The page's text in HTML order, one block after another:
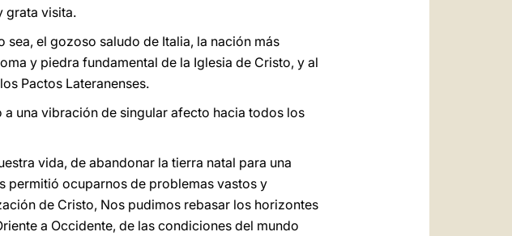
grata visita.
el gozoso saludo de Italia, la nación más
y piedra fundamental de la Iglesia de Cristo, y al
Pactos Lateranenses.
una vibración de singular afecto hacia todos los
vida, de abandonar la tierra natal para una
permitió ocuparnos de problemas vastos y
de Cristo, Nos pudimos rebasar los horizontes
a Occidente, de las condiciones del mundo